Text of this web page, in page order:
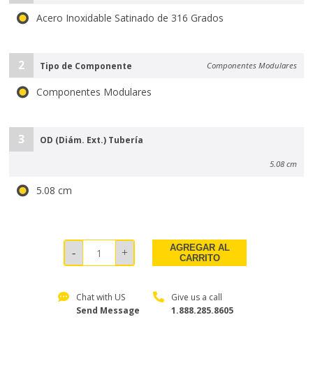
Acero Inoxidable Satinado de 316 Grados
2 Tipo de Componente Componentes Modulares
Componentes Modulares
3 OD (Diám. Ext.) Tubería
5.08 cm
5.08 cm
AGREGAR AL
CARRITO
Chat with US
Send Message
Give us a call
1.888.285.8605